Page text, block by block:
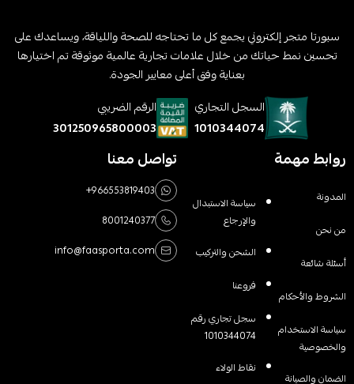
سبورتا متجر إلكتروني يجمع كل ما تحتاجه للصحة واللياقة، ويساعدك على
تحسين نمط حياتك من خلال علامات تجارية عالمية موثوقة تم اختيارها
بعناية وفق أعلى معايير الجودة.
السجل التجاري
1010344074
الرقم الضريبي
301250965800003
روابط مهمة
المدونة
من نحن
أسئلة شائعة
الشروط والأحكام
سياسة الاستخدام
والخصوصية
الضمان والصيانة
سياسة الاستبدال
والإرجاع
الشحن والتركيب
فروعنا
سجل تجاري رقم
1010344074
نقاط الولاء
تواصل معنا
+966553819403
8001240377
info@faasporta.com